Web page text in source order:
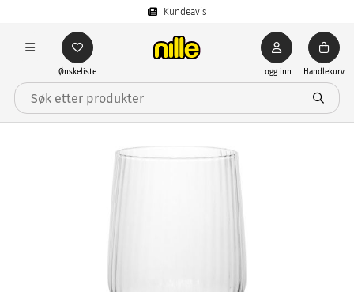
Kundeavis
Ønskeliste Logg inn Handlekurv